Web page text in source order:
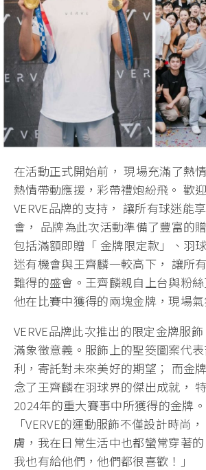
在活動正式開始前， 現場充滿了熱
熱情帶動應援，彩帶禮炮紛飛。 歡
VERVE品牌的支持， 讓所有球迷能
會， 品牌為此次活動準備了豐富的
包括滿額即贈「 金牌限定款」、羽
迷有機會與王齊麟一較高下， 讓所
難得的盛會。王齊麟親自上台與粉
他在比賽中獲得的兩塊金牌，現場氣
VERVE品牌此次推出的限定金牌服
滿象徵意義。服飾上的聖筊圖案代
利，寄託對未來美好的期望； 而金
念了王齊麟在羽球界的傑出成就，
2024年的重大賽事中所獲得的金牌
「VERVE的運動服飾不僅設計時尚
膚，我在日常生活中也都蠻常穿著
我也有給他們，他們都很喜歡！」